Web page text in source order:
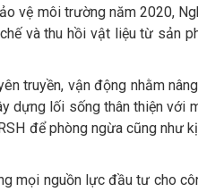
vệ môi trường năm 2020,
và thu hồi vật liệu từ sản
truyền, vận động nhằm
dựng lối sống thân thiện với
để phòng ngừa cũng như
mọi nguồn lực đầu tư cho